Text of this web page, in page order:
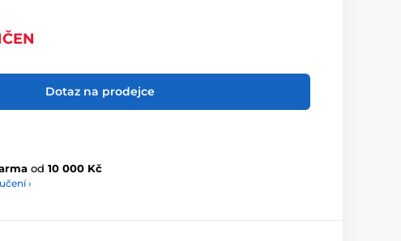
Dotaz na prodejce
od 10 000 Kč
›